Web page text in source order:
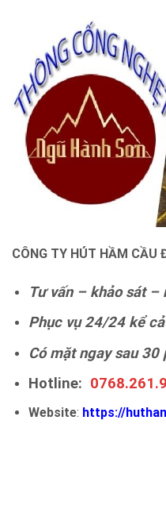
CÔNG TY HÚT HẦM CẦU
Tư vấn – khảo sát –
Phục vụ 24/24 kể
Có mặt ngay sau 30
Hotline:
Website: https://